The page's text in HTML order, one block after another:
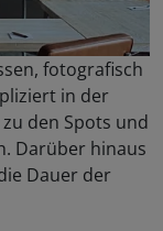
fotografisch
in der
den Spots und
Darüber hinaus
Dauer der